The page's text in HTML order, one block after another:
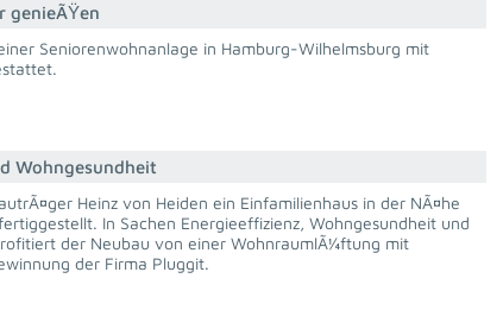
genieÃŸen
Seniorenwohnanlage in Hamburg-Wilhelmsburg mit
Wohngesundheit
Heinz von Heiden ein Einfamilienhaus in der NÃ¤he
In Sachen Energieeffizienz, Wohngesundheit und
der Neubau von einer WohnraumlÃ¼ftung mit
der Firma Pluggit.